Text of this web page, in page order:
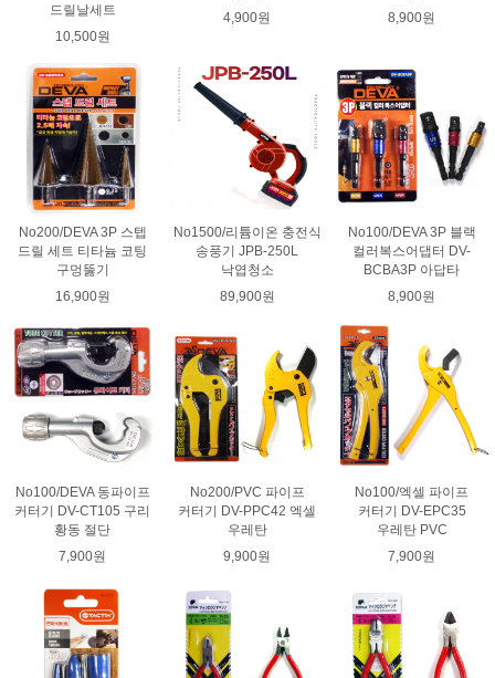
드릴날세트
10,500원
4,900원
8,900원
No200/DEVA 3P 스텝
드릴 세트 티타늄 코팅
구멍뚫기
16,900원
No1500/리튬이온 충전식
송풍기 JPB-250L
낙엽청소
89,900원
No100/DEVA 3P 블랙
컬러복스어댑터 DV-
BCBA3P 아답타
8,900원
No100/DEVA 동파이프
커터기 DV-CT105 구리
황동 절단
7,900원
No200/PVC 파이프
커터기 DV-PPC42 엑셀
우레탄
9,900원
No100/엑셀 파이프
커터기 DV-EPC35
우레탄 PVC
7,900원